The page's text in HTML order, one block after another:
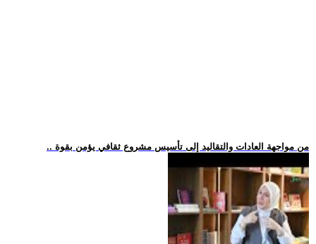
.. من مواجهة العادات والتقاليد إلى تأسيس مشروع ثقافي يؤمن بقوة